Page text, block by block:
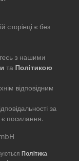
сторінці є без
з нашими
та Політикою
відповідним
за
є посилання.
Політика